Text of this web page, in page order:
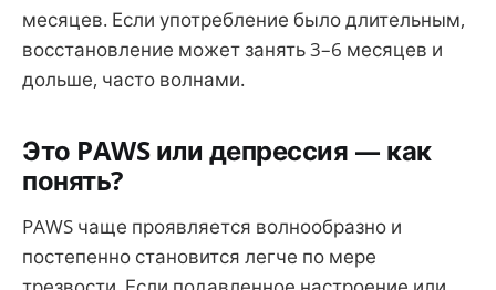
месяцев. Если употребление было длительным,
восстановление может занять 3–6 месяцев и
дольше, часто волнами.
Это PAWS или депрессия — как
понять?
PAWS чаще проявляется волнообразно и
постепенно становится легче по мере